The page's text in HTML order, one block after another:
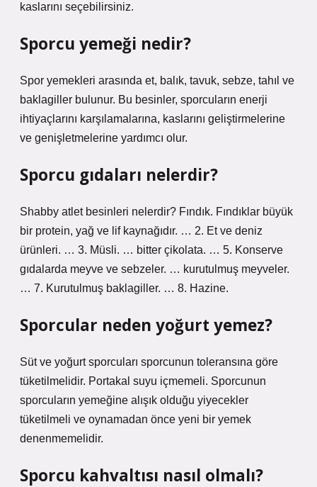
kaslarını seçebilirsiniz.
Sporcu yemeği nedir?
Spor yemekleri arasında et, balık, tavuk, sebze, tahıl ve
baklagiller bulunur. Bu besinler, sporcuların enerji
ihtiyaçlarını karşılamalarına, kaslarını geliştirmelerine
ve genişletmelerine yardımcı olur.
Sporcu gıdaları nelerdir?
Shabby atlet besinleri nelerdir? Fındık. Fındıklar büyük
bir protein, yağ ve lif kaynağıdır. … 2. Et ve deniz
ürünleri. … 3. Müsli. … bitter çikolata. … 5. Konserve
gıdalarda meyve ve sebzeler. … kurutulmuş meyveler.
… 7. Kurutulmuş baklagiller. … 8. Hazine.
Sporcular neden yoğurt yemez?
Süt ve yoğurt sporcuları sporcunun toleransına göre
tüketilmelidir. Portakal suyu içmemeli. Sporcunun
sporcuların yemeğine alışık olduğu yiyecekler
tüketilmeli ve oynamadan önce yeni bir yemek
denenmemelidir.
Sporcu kahvaltısı nasıl olmalı?